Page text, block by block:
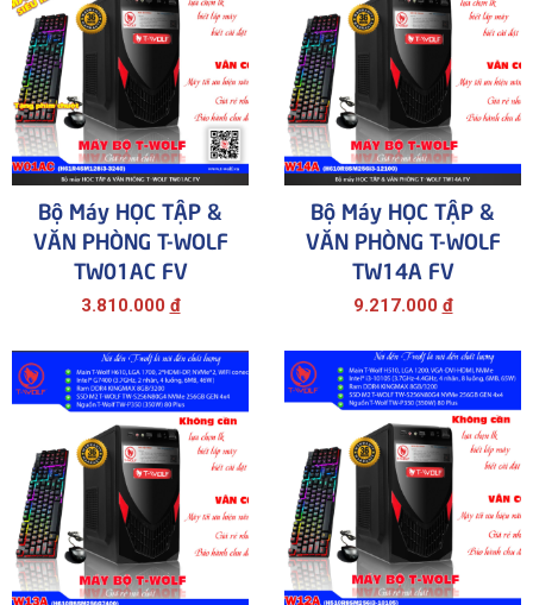
Bộ Máy HỌC TẬP &
VĂN PHÒNG T-WOLF
TW01AC FV
3.810.000 đ
Bộ Máy HỌC TẬP &
VĂN PHÒNG T-WOLF
TW14A FV
9.217.000 đ